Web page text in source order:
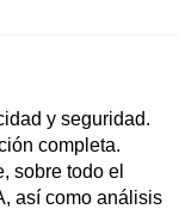
y seguridad.
completa.
sobre todo el
así como análisis